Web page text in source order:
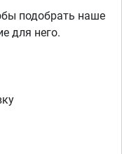
подобрать наше
для него.